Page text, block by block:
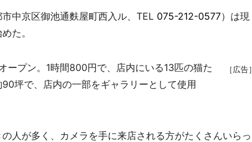
中京区御池通麩屋町西入ル、TEL 075-212-0577）は現
た。
［広告］
プン。1時間800円で、店内にいる13匹の猫た
坪で、店内の一部をギャラリーとして使用
人が多く、カメラを手に来店される方がたくさんいらっ